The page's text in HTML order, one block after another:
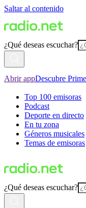
Saltar al contenido
¿Qué deseas escuchar?
Abrir appDescubre Prime
Top 100 emisoras
Podcast
Deporte en directo
En tu zona
Géneros musicales
Temas de emisoras
¿Qué deseas escuchar?